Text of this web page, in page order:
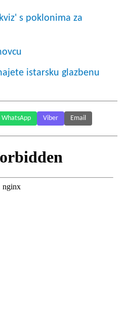
s poklonima za
istarsku glazbenu
WhatsApp Viber Email